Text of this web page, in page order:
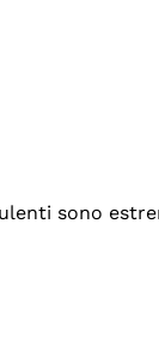
sono